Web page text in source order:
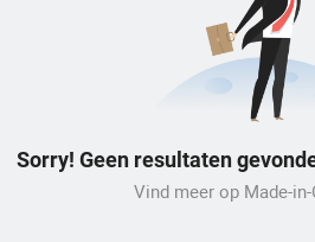
Sorry! Geen resultaten
Vind meer op Made-